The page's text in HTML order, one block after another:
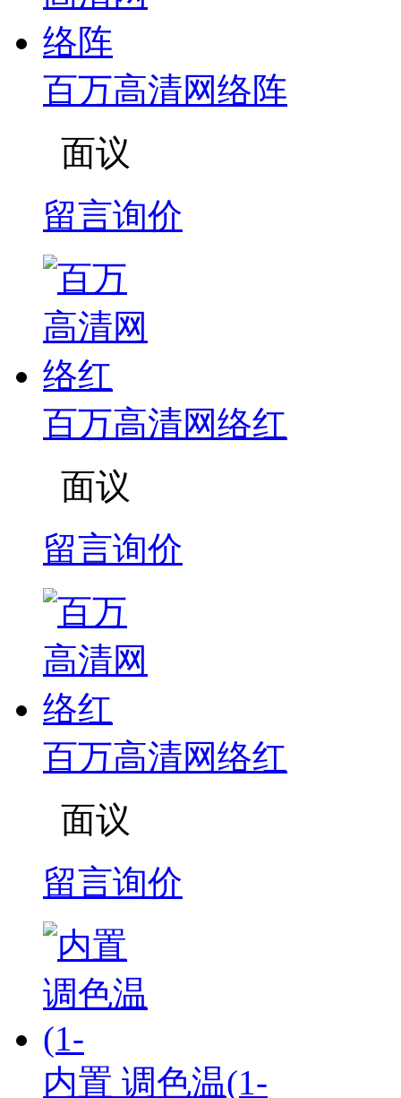
百万高清网络阵
面议
留言询价
百万高清网络红
面议
留言询价
百万高清网络红
面议
留言询价
内置 调色温(1-